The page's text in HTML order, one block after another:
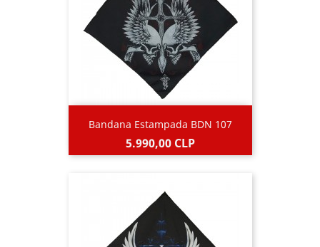
Bandana Estampada BDN 107
Precio
5.990,00 CLP